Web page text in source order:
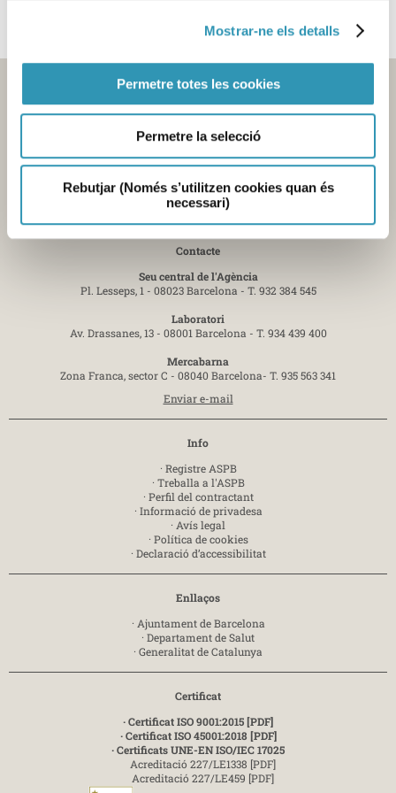
Mostrar-ne els detalls
Permetre totes les cookies
Permetre la selecció
Rebutjar (Només s’utilitzen cookies quan és
necessari)
Contacte
Seu central de l'Agència
Pl. Lesseps, 1 - 08023 Barcelona - T. 932 384 545
Laboratori
Av. Drassanes, 13 - 08001 Barcelona - T. 934 439 400
Mercabarna
Zona Franca, sector C - 08040 Barcelona- T. 935 563 341
Enviar e-mail
Info
· Registre ASPB
· Treballa a l'ASPB
· Perfil del contractant
· Informació de privadesa
· Avís legal
· Política de cookies
· Declaració d’accessibilitat
Enllaços
· Ajuntament de Barcelona
· Departament de Salut
· Generalitat de Catalunya
Certificat
· Certificat ISO 9001:2015 [PDF]
· Certificat ISO 45001:2018 [PDF]
· Certificats UNE-EN ISO/IEC 17025
Acreditació 227/LE1338 [PDF]
Acreditació 227/LE459 [PDF]